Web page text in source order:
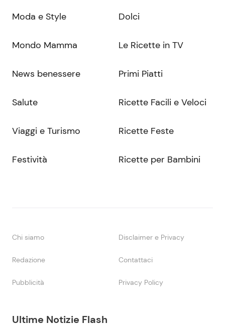
Ultime Notizie Flash
Moda e Style
Mondo Mamma
News benessere
Salute
Viaggi e Turismo
Festività
Dolci
Le Ricette in TV
Primi Piatti
Ricette Facili e Veloci
Ricette Feste
Ricette per Bambini
Chi siamo Disclaimer e Privacy
Redazione Contattaci
Pubblicità Privacy Policy